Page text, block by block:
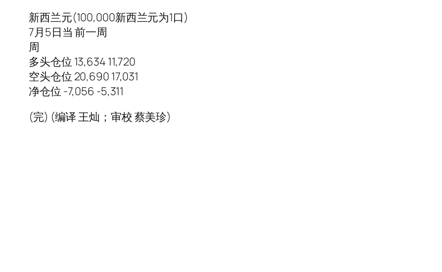
新西兰元(100,000新西兰元为1口)
7月5日当 前一周
周
多头仓位 13,634 11,720
空头仓位 20,690 17,031
净仓位 -7,056 -5,311
(完) (编译 王灿；审校 蔡美珍)